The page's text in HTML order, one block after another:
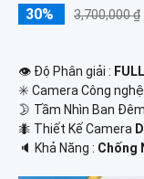
30% 3,700,000 ₫
👁 Độ Phân giải :
✳️ Camera Công nghệ
🌛 Tầm Nhìn Ban
🐜 Thiết Kế Camera
️🔈 Khả Năng : Chống